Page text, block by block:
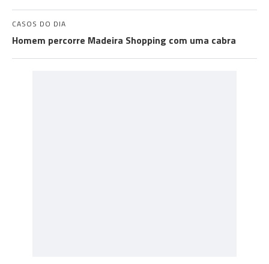
CASOS DO DIA
Homem percorre Madeira Shopping com uma cabra